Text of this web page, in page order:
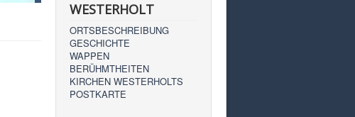
WESTERHOLT
ORTSBESCHREIBUNG
GESCHICHTE
WAPPEN
BERÜHMTHEITEN
KIRCHEN WESTERHOLTS
POSTKARTE